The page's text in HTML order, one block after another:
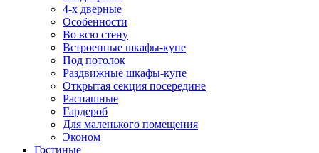
4-х дверные
Особенности
Во всю стену
Встроенные шкафы-купе
Под потолок
Раздвижные шкафы-купе
Открытая секция посередине
Распашные
Гардероб
Для маленького помещения
Эконом
Гостиные